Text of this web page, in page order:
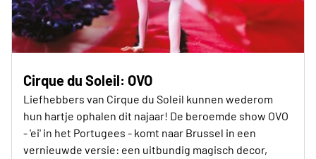
Cirque du Soleil: OVO
Liefhebbers van Cirque du Soleil kunnen wederom
hun hartje ophalen dit najaar! De beroemde show OVO
- 'ei' in het Portugees - komt naar Brussel in een
vernieuwde versie: een uitbundig magisch decor,